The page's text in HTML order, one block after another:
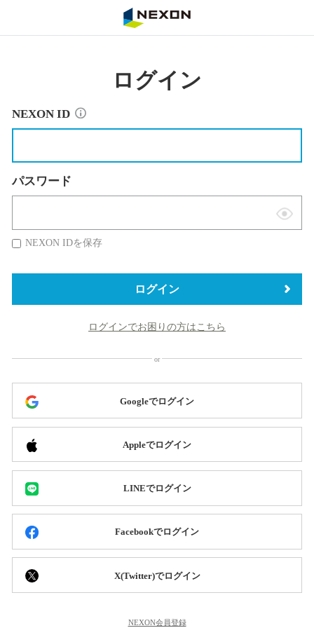
ログイン
NEXON ID
パスワード
表
替
NEXON IDを保存
ログイン
ログインでお困りの方はこちら
Googleでログイン
Appleでログイン
LINEでログイン
Facebookでログイン
X(Twitter)でログイン
NEXON会員登録